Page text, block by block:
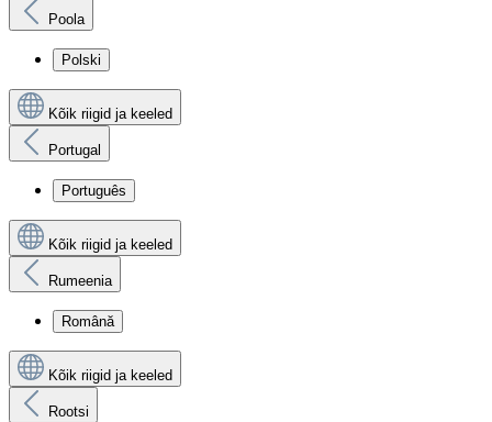
Poola
Polski
Kõik riigid ja keeled
Portugal
Português
Kõik riigid ja keeled
Rumeenia
Română
Kõik riigid ja keeled
Rootsi